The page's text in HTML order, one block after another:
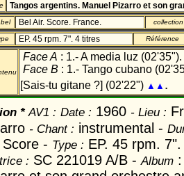
Tangos argentins. Manuel Pizarro et son
Bel Air. Score. France. collection
EP. 45 rpm. 7". 4 titres Référence
Face A : 1.- A media luz
Face B : 1.- Tango cubano
[Sais-tu gitane ?] (02'22") ▲▲ .
*AV1 : Date : 1960 - Lieu :
- Chant: instrumental -
Score - Type : EP. 45 rpm.
: SC 221019 A/B - Album